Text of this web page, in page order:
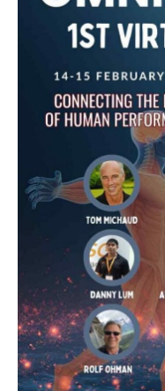
ЛДУФК
імені
Боберського
віртуальному